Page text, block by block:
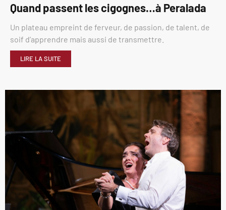
Quand passent les cigognes…à Peralada
Un plateau empreint de ferveur, de passion, de talent, de
soif d’apprendre mais aussi de transmettre.
LIRE LA SUITE